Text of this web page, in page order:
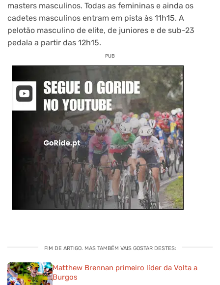
masters masculinos. Todas as femininas e ainda os
cadetes masculinos entram em pista às 11h15. A
pelotão masculino de elite, de juniores e de sub-23
pedala a partir das 12h15.
PUB
FIM DE ARTIGO. MAS TAMBÉM VAIS GOSTAR DESTES:
Matthew Brennan primeiro líder da Volta a
Burgos